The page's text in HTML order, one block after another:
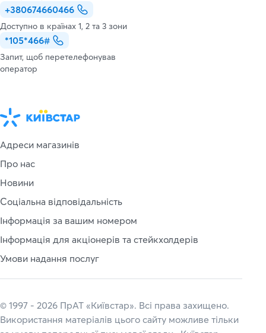
+380674660466
Доступно в країнах 1, 2 та 3 зони
*105*466#
Запит, щоб перетелефонував
оператор
Адреси магазинів
Про нас
Новини
Соціальна відповідальність
Інформація за вашим номером
Інформація для акціонерів та стейкхолдерів
Умови надання послуг
© 1997 - 2026 ПрАТ «Київстар». Всі права захищено.
Використання матеріалів цього сайту можливе тільки